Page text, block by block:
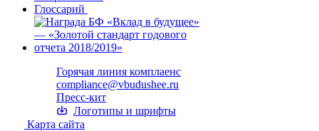
Глоссарий
Горячая линия комплаенс
compliance@vbudushee.ru
Пресс-кит
Логотипы и шрифты
Карта сайта